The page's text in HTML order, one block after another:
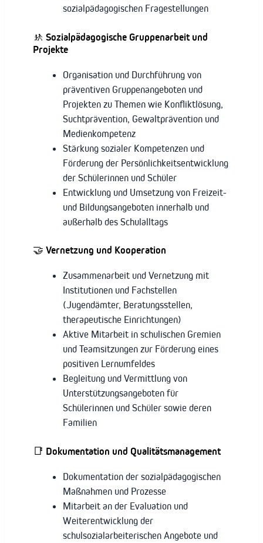
sozialpädagogischen Fragestellungen
🚸 Sozialpädagogische Gruppenarbeit und
Projekte
Organisation und Durchführung von
präventiven Gruppenangeboten und
Projekten zu Themen wie Konfliktlösung,
Suchtprävention, Gewaltprävention und
Medienkompetenz
Stärkung sozialer Kompetenzen und
Förderung der Persönlichkeitsentwicklung
der Schülerinnen und Schüler
Entwicklung und Umsetzung von Freizeit-
und Bildungsangeboten innerhalb und
außerhalb des Schulalltags
🤝 Vernetzung und Kooperation
Zusammenarbeit und Vernetzung mit
Institutionen und Fachstellen
(Jugendämter, Beratungsstellen,
therapeutische Einrichtungen)
Aktive Mitarbeit in schulischen Gremien
und Teamsitzungen zur Förderung eines
positiven Lernumfeldes
Begleitung und Vermittlung von
Unterstützungsangeboten für
Schülerinnen und Schüler sowie deren
Familien
📑 Dokumentation und Qualitätsmanagement
Dokumentation der sozialpädagogischen
Maßnahmen und Prozesse
Mitarbeit an der Evaluation und
Weiterentwicklung der
schulsozialarbeiterischen Angebote und